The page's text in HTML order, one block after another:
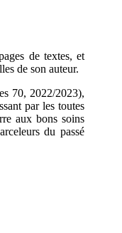
de textes, et
de son auteur.
70, 2022/2023),
par les toutes
aux bons soins
du passé